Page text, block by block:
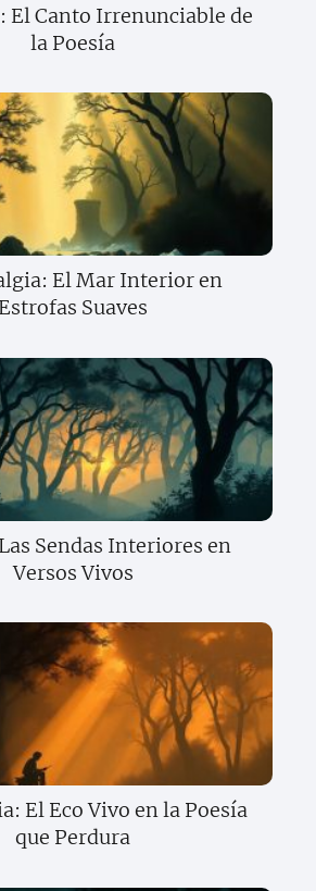
El Canto Irrenunciable de
la Poesía
El Mar Interior en
Estrofas Suaves
Sendas Interiores en
Versos Vivos
El Eco Vivo en la Poesía
que Perdura